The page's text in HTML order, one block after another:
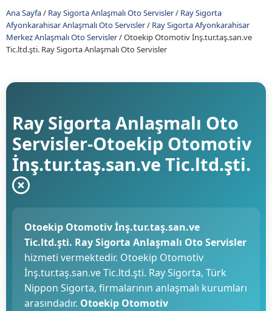
Ana Sayfa/ Ray Sigorta Anlaşmalı Oto Servisler/ Ray Sigorta
Afyonkarahisar Anlaşmalı Oto Servisler/ Ray Sigorta Afyonkarahisar
Merkez Anlaşmalı Oto Servisler/Otoekip Otomotiv İnş.tur.taş.san.ve
Tic.ltd.şti. Ray Sigorta Anlaşmalı Oto Servisler
Ray Sigorta Anlaşmalı Oto
Servisler-Otoekip Otomotiv
İnş.tur.taş.san.ve Tic.ltd.şti.
Otoekip Otomotiv İnş.tur.taş.san.ve
Tic.ltd.şti. Ray Sigorta Anlaşmalı Oto Servisler
hizmeti vermektedir. Otoekip Otomotiv
İnş.tur.taş.san.ve Tic.ltd.şti. Ray Sigorta, Türk
Nippon Sigorta, firmalarının anlaşmalı kurumları
arasındadır. Otoekip Otomotiv